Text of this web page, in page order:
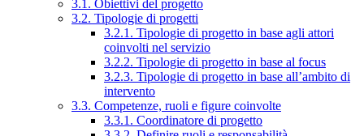
3.1. Obiettivi del progetto
3.2. Tipologie di progetti
3.2.1. Tipologie di progetto in base agli attori
coinvolti nel servizio
3.2.2. Tipologie di progetto in base al focus
3.2.3. Tipologie di progetto in base all’ambito di
intervento
3.3. Competenze, ruoli e figure coinvolte
3.3.1. Coordinatore di progetto